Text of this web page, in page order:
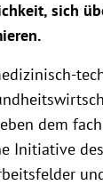
sich
dem
Initiative